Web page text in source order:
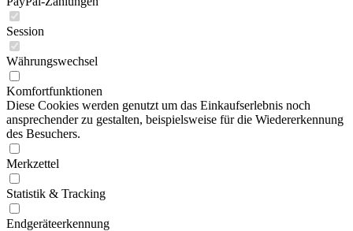
Session
Währungswechsel
Komfortfunktionen
Diese Cookies werden genutzt um das Einkaufserlebnis noch
ansprechender zu gestalten, beispielsweise für die Wiedererkennung
des Besuchers.
Merkzettel
Statistik & Tracking
Endgeräteerkennung